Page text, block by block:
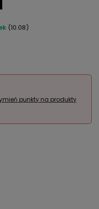
(10.08)
punkty na produkty